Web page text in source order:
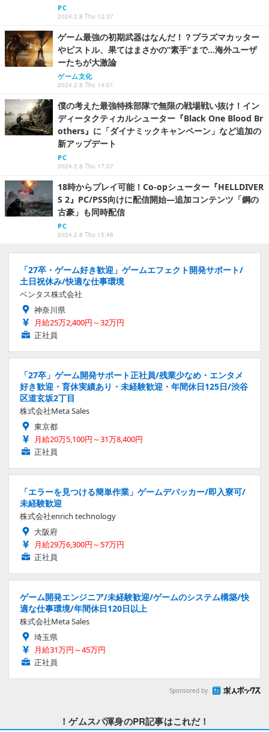
PC
2024.2.8 Thu 12:37
ゲーム最強の初期武器はなんだ！？プラズマカッター
やピストル、果てはまさかの“素手”まで…海外ユーザ
ーたちが大激論
ゲーム文化
2024.2.8 Thu 14:01
僕の考えた最強特殊部隊で無限の戦場戦い抜け！イン
ディータクティカルシューター『Black One Blood Br
others』に「ダイナミックキャンペーン」など追加の
新アップデート
PC
2024.2.8 Thu 17:07
18時からプレイ可能！Co-opシューター『HELLDIVER
S 2』PC/PS5向けに配信開始―追加コンテンツ「鋼の
古豪」も同時配信
PC
2024.2.8 Thu 15:48
「27卒・ゲーム好き歓迎」ゲームエフェクト開発サポート/
土日祝休み/快適な仕事環境
ベンタス株式会社
神奈川県
月給25万2,400円～32万円
正社員
「27卒」ゲーム開発サポート正社員/残業少なめ・エンタメ
好き歓迎・育休実績あり・未経験歓迎・年間休日125日/渋谷
区道玄坂2丁目
株式会社Meta Sales
東京都
月給20万5,100円～31万8,400円
正社員
「エラーを見つける簡単作業」ゲームデバッカー/即入寮可/
未経験歓迎
株式会社enrich technology
大阪府
月給29万6,300円～57万円
正社員
ゲーム開発エンジニア/未経験歓迎/ゲームのシステム構築/快
適な仕事環境/年間休日120日以上
株式会社Meta Sales
埼玉県
月給31万円～45万円
正社員
Sponsored by
！ゲムスパ渾身のPR記事はこれだ！